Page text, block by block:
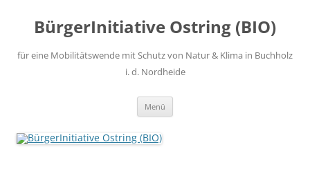
springen
BürgerInitiative Ostring (BIO)
für eine Mobilitätswende mit Schutz von Natur & Klima in Buchholz
i. d. Nordheide
Menü